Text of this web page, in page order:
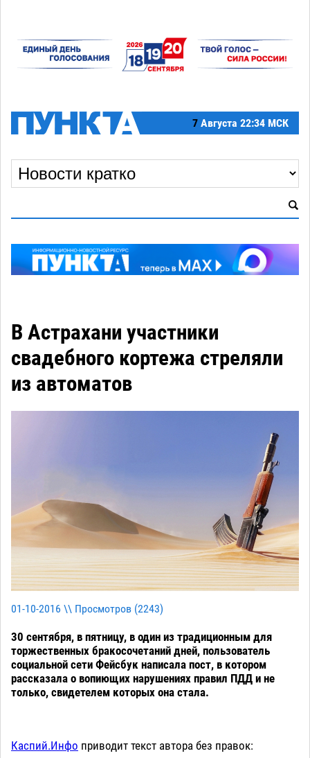
7 Августа 22:34 МСК
В Астрахани участники
свадебного кортежа стреляли
из автоматов
01-10-2016 \\ Просмотров (2243)
30 сентября, в пятницу, в один из традиционным для
торжественных бракосочетаний дней, пользователь
социальной сети Фейсбук написала пост, в котором
рассказала о вопиющих нарушениях правил ПДД и не
только, свидетелем которых она стала.
Каспий.Инфо приводит текст автора без правок: